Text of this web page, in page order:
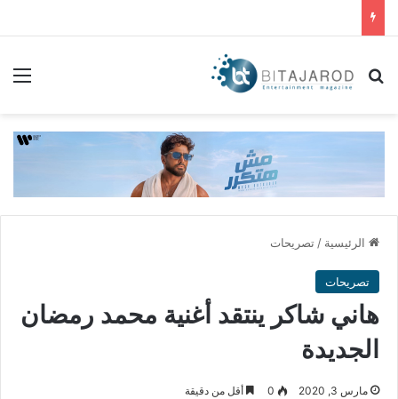
بحث عن
الرئيسية / تصريحات
تصريحات
هاني شاكر ينتقد أغنية محمد رمضان
الجديدة
مارس 3, 2020 0 أقل من دقيقة